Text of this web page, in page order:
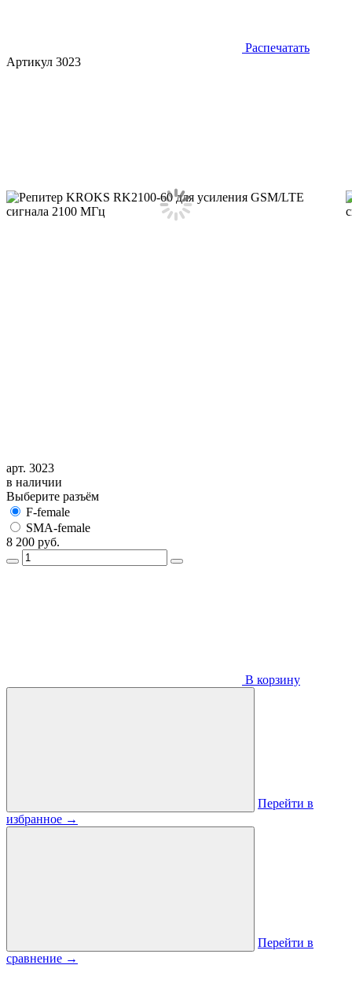
Распечатать
Артикул 3023
арт. 3023
в наличии
Выберите разъём
F-female
SMA-female
8 200 руб.
В корзину
Перейти в
избранное →
Перейти в
сравнение →